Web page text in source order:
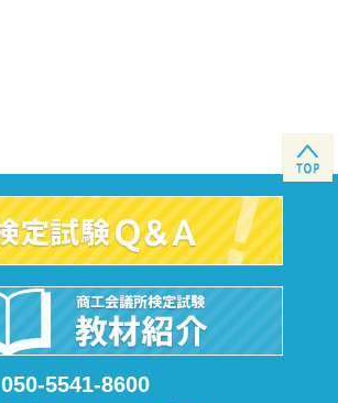
050-5541-8600